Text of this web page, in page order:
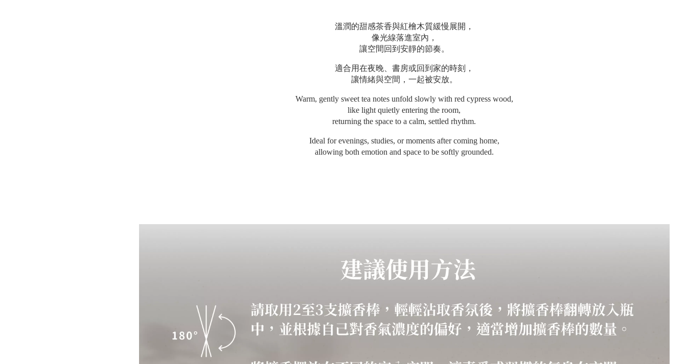
溫潤的甜感茶香與紅檜木質緩慢展開，
像光線落進室內，
讓空間回到安靜的節奏。
適合用在夜晚、書房或回到家的時刻，
讓情緒與空間，一起被安放。
Warm, gently sweet tea notes unfold slowly with red cypress wood,
like light quietly entering the room,
returning the space to a calm, settled rhythm.
Ideal for evenings, studies, or moments after coming home,
allowing both emotion and space to be softly grounded.